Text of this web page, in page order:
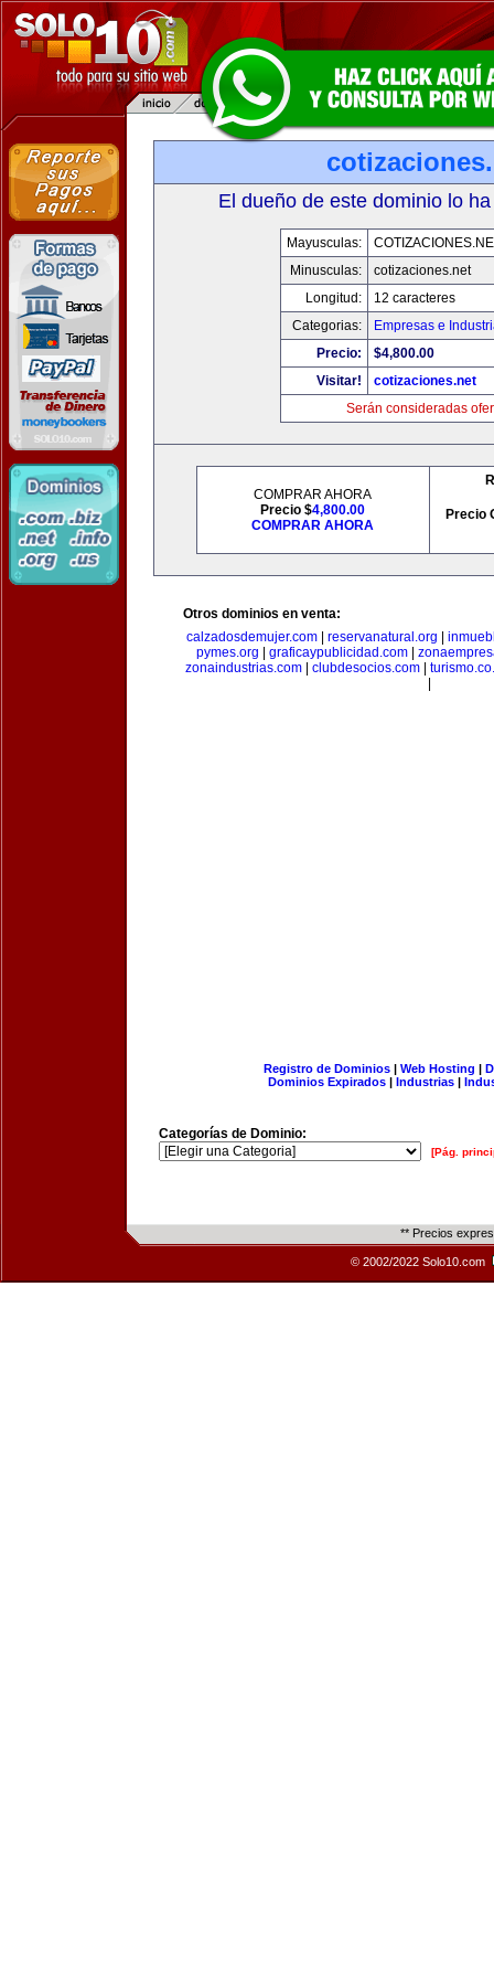
El dueño de este dominio lo
Mayusculas:
Minusculas:
cotizaciones.net
Longitud:
12 caracteres
Categorias:
Empresas e
Precio:
$4,800.00
Visitar!
cotizaciones.net
Serán consideradas
COMPRAR AHORA
Precio $4,800.00
COMPRAR AHORA
Precio
Otros dominios en venta:
calzadosdemujer.com
reservanatural.org
pymes.org
graficaypublicidad.com
zonaindustrias.com| clubdesocios.com|
Registro de Dominios| Web Hosting |
Dominios Expirados | Industrias |
Categorías de Dominio:
[Pág.
** Precios
© 2002/2022 Solo10.com